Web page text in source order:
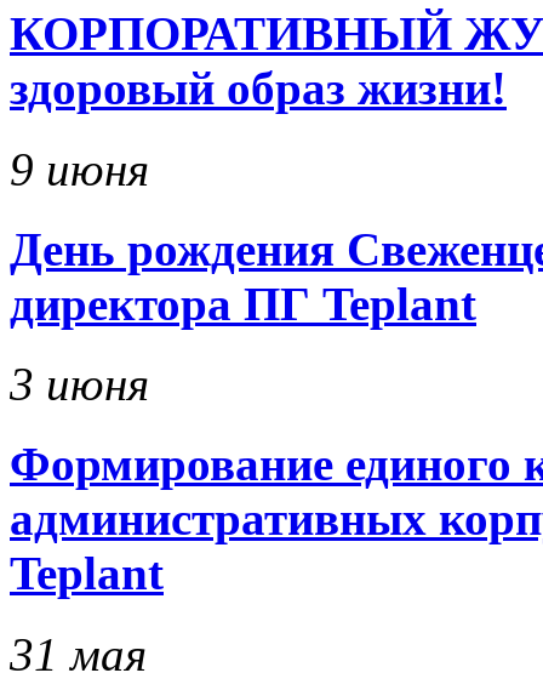
КОРПОРАТИВНЫЙ
здоровый образ жизни!
9 июня
День рождения
директора ПГ Teplant
3 июня
Формирование единого
административных
Teplant
31 мая